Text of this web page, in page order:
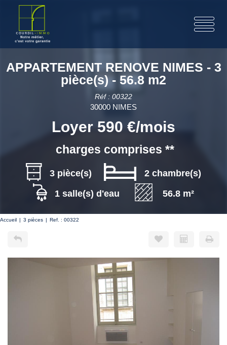
APPARTEMENT RENOVE NIMES - 3
pièce(s) - 56.8 m2
Réf : 00322
30000 NIMES
Loyer 590 €/mois
charges comprises **
3 pièce(s)
2 chambre(s)
1 salle(s) d'eau
56.8 m²
Accueil 3 pièces Ref. : 00322